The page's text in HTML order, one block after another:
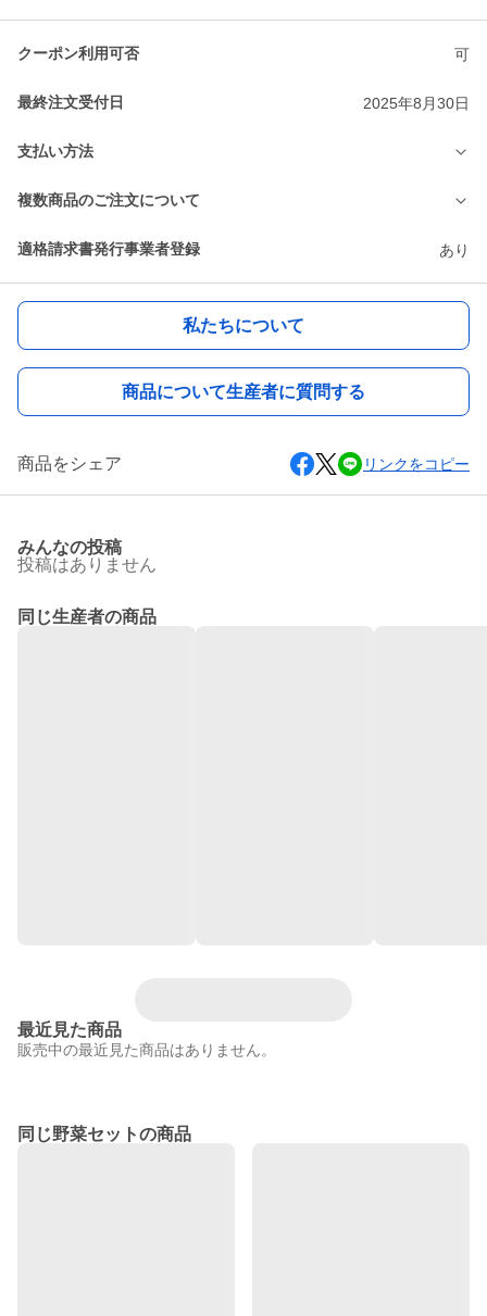
クーポン利用可否 可
最終注文受付日 2025年8月30日
支払い方法
複数商品のご注文について
適格請求書発行事業者登録 あり
私たちについて
商品について生産者に質問する
商品をシェア リンクをコピー
みんなの投稿
投稿はありません
同じ生産者の商品
最近見た商品
販売中の最近見た商品はありません。
同じ野菜セットの商品